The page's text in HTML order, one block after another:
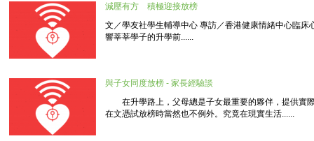
減壓有方 積極迎接放榜
文／學友社學生輔導中心 專訪／香港健康情緒中心
響莘莘學子的升學前......
與子女同度放榜 - 家長經驗談
在升學路上，父母總是子女最重要的夥伴，提供實
在文憑試放榜時當然也不例外。究竟在現實生活......